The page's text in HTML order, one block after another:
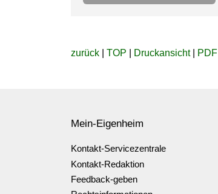
zurück TOP Druckansicht| PDF
Mein-Eigenheim
Kontakt-Servicezentrale
Kontakt-Redaktion
Feedback-geben